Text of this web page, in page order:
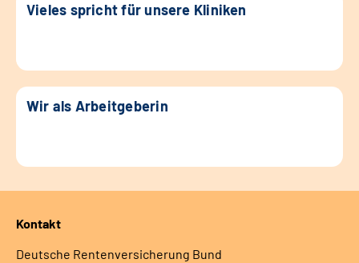
Vieles spricht für unsere Kliniken
Wir als Arbeitgeberin
Kontakt
Deutsche Rentenversicherung Bund